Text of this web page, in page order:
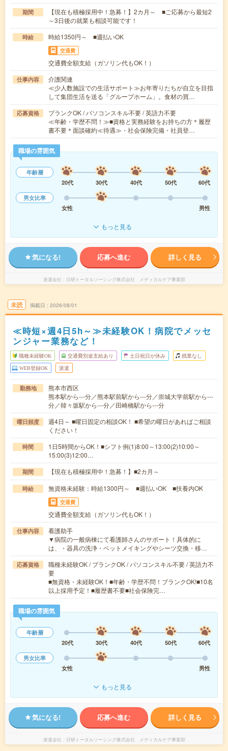
期間
【現在も積極採用中！急募！】2カ月～ ■ご応募から最短2
～3日後の就業も相談可能です！
時給 時給1350円～ ■週払いOK
交通費
交通費全額支給（ガソリン代もOK！）
仕事内容
介護関連
≪少人数施設での生活サポート≫お年寄りたちが自立を目指
して集団生活を送る「グループホーム」。食材の買…
応募資格
ブランクOK / パソコンスキル不要 / 英語力不要
≪年齢・学歴不問！≫■資格と実務経験をお持ちの方＊履歴
書不要＊面談確約≪待遇≫・社会保険完備・社員登…
職場の雰囲気
年齢層
20代
30代 40代 50代
60代
男女比率
女性
男性
もっと見る
気になる! 応募へ進む 詳しく見る
派遣会社 日研トータルソーシング株式会社 メディカルケア事業部
未読 掲載日 2026/08/01
≪時短×週4日5h～≫未経験OK！病院でメッセ
ンジャー業務など！
職種未経験OK 交通費別途支給あり 土日祝日が休み 残業なし
WEB登録OK 派遣
勤務地
熊本市西区
熊本駅から---分／熊本駅前駅から---分／崇城大学前駅から---
分／韓々坂駅から---分／田崎橋駅から---分
曜日頻度
週4日～ ■曜日固定の相談OK！ ■希望の曜日があればご相談
ください！
時間
1日5時間からOK！■シフト例(1)8:00～13:00(2)10:00～
15:00(3)12:00…
期間 【現在も積極採用中！急募！】■2カ月～
時給 無資格未経験：時給1300円～ ■週払いOK ■扶養内OK
交通費
交通費全額支給（ガソリン代もOK！）
仕事内容
看護助手
▼病院の一般病棟にて看護師さんのサポート！具体的に
は、・器具の洗浄・ベットメイキングやシーツ交換・移…
応募資格
職種未経験OK / ブランクOK / パソコンスキル不要 / 英語力不
要
■無資格・未経験OK！■年齢・学歴不問！ブランクOK!■10名
以上採用予定！■履歴書不要■社会保険完…
職場の雰囲気
年齢層
20代
30代 40代 50代
60代
男女比率
女性
男性
もっと見る
気になる! 応募へ進む 詳しく見る
派遣会社 日研トータルソーシング株式会社 メディカルケア事業部